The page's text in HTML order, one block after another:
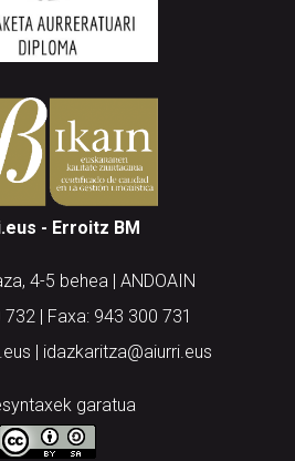
- Erroitz BM
4-5 behea | ANDOAIN
732 | Faxa: 943 300 731
| idazkaritza@aiurri.eus
garatua